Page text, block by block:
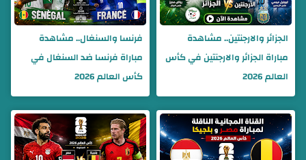
الجزائر والارجنتين.. مشاهدة
مباراة الجزائر والارجنتين في كأس
العالم 2026
فرنسا والسنغال.. مشاهدة
مباراة فرنسا ضد السنغال في
كأس العالم 2026